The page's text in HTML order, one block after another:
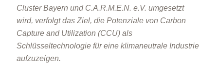
Cluster Bayern und C.A.R.M.E.N. e.V. umgesetzt
wird, verfolgt das Ziel, die Potenziale von Carbon
Capture and Utilization (CCU) als
Schlüsseltechnologie für eine klimaneutrale Industrie
aufzuzeigen.